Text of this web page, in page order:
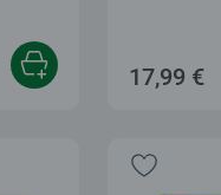
17,99 €